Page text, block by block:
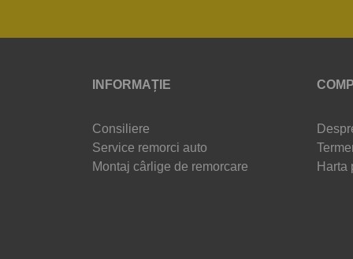
INFORMAȚIE
Consiliere
Service remorci auto
Montaj cârlige de remorcare
Harta